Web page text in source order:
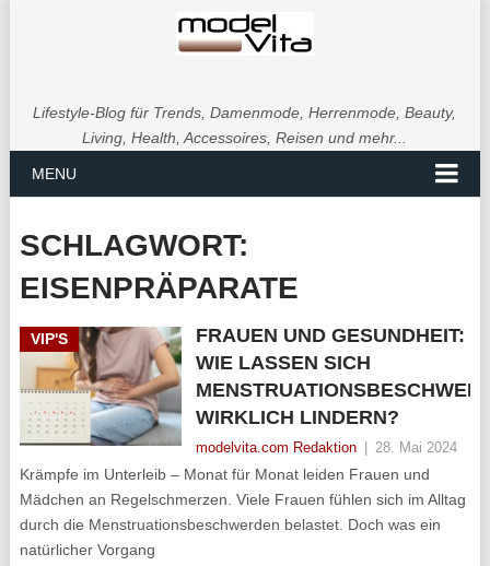
Lifestyle-Blog für Trends, Damenmode, Herrenmode, Beauty,
Living, Health, Accessoires, Reisen und mehr...
MENU
SCHLAGWORT:
EISENPRÄPARATE
VIP'S
FRAUEN UND GESUNDHEIT:
WIE LASSEN SICH
WIRKLICH LINDERN?
modelvita.com Redaktion 28. Mai 2024
Krämpfe im Unterleib – Monat für Monat leiden Frauen und
Mädchen an Regelschmerzen. Viele Frauen fühlen sich im Alltag
durch die Menstruationsbeschwerden belastet. Doch was ein
natürlicher Vorgang